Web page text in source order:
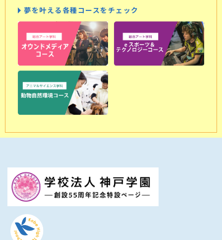
夢を叶える各種コースをチェック